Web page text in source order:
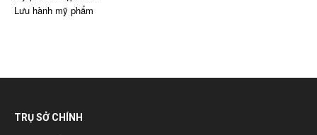
Lưu hành mỹ phẩm
TRỤ SỞ CHÍNH